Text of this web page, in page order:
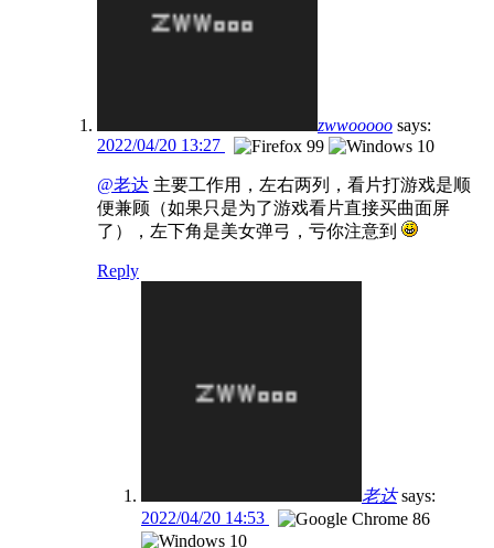
zwwooooo says:
2022/04/20 13:27
@老达 主要工作用，左右两列，看片打游戏是顺
便兼顾（如果只是为了游戏看片直接买曲面屏
了），左下角是美女弹弓，亏你注意到
Reply
老达 says:
2022/04/20 14:53